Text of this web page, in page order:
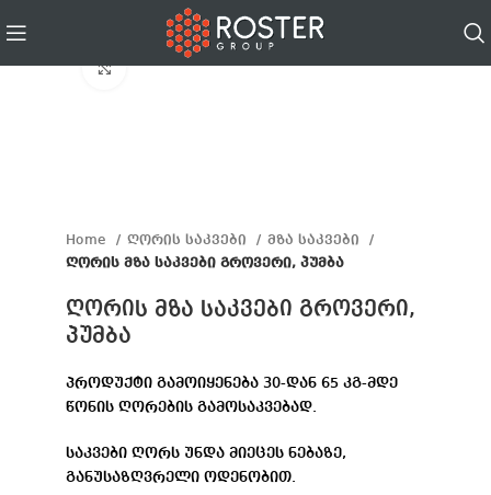
Click to enlarge
Home ღორის საკვები
მზა საკვები
ღორის მზა საკვები გროვერი, პუმბა
ღორის მზა საკვები გროვერი,
პუმბა
პროდუქტი გამოიყენება 30-დან 65 კგ-მდე
წონის ღორების გამოსაკვებად.
საკვები ღორს უნდა მიეცეს ნებაზე,
განუსაზღვრელი ოდენობით.